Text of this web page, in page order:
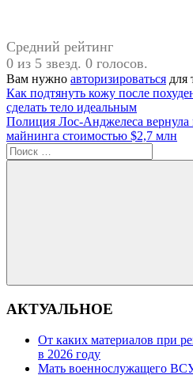
Средний рейтинг
0 из 5 звезд. 0 голосов.
Вам нужно авторизироваться для
Навигация
по
записям
Предыдущая
запись:
Как подтянуть кожу после
сделать тело идеальным
Следующая
запись:
Полиция Лос-Анджелеса вернула
майнинга стоимостью $2,7 млн
Поиск
для:
Поиск
АКТУАЛЬНОЕ
От каких материалов при
в 2026 году
Мать военнослужащего